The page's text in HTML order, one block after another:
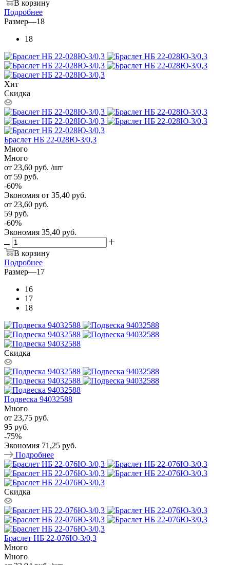
В корзину
Подробнее
Размер—18
18
Хит
Скидка
Браслет НБ 22-028Ю-3/0,3
Много
Много
от 23,60 руб. /шт
от 59 руб.
-60%
Экономия от 35,40 руб.
от 23,60 руб.
59 руб.
-60%
Экономия 35,40 руб.
В корзину
Подробнее
Размер—17
16
17
18
Скидка
Подвеска 94032588
Много
от 23,75 руб.
95 руб.
-75%
Экономия 71,25 руб.
Подробнее
Скидка
Браслет НБ 22-076Ю-3/0,3
Много
Много